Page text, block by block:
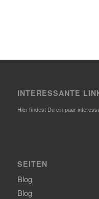
INTERESSANTE
Hier findest Du ein paar
SEITEN
Blog
Blog